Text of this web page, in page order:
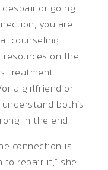
or going
you are
counseling
on the
treatment
a girlfriend or
both’s
in the end.
connection is
to repair it,” she